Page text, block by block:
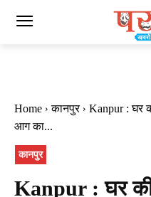
Home कानपुर
Kanpur : घर
आग का...
कानपुर
Kanpur : घर की